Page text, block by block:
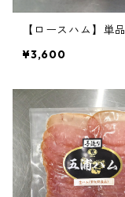
【ロースハム】単品
¥3,600